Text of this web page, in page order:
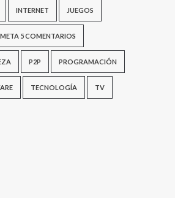
INTERNET JUEGOS
META 5 COMENTARIOS
P2P PROGRAMACIÓN
TECNOLOGÍA TV